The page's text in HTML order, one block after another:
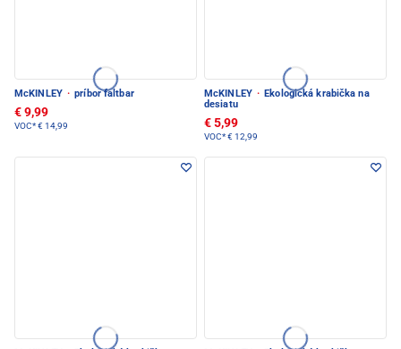
McKINLEY · príbor faltbar
€ 9,99
VOC*€ 14,99
McKINLEY · Ekologická krabička na
desiatu
€ 5,99
VOC*€ 12,99